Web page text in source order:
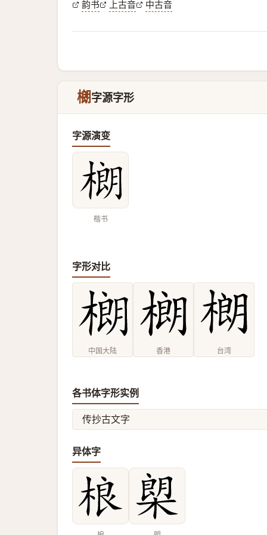
韵书 上古音 中古音
樃字源字形
字源演变
楷书
字形对比
中国大陆 香港 台湾
各书体字形实例
传抄古文字
异体字